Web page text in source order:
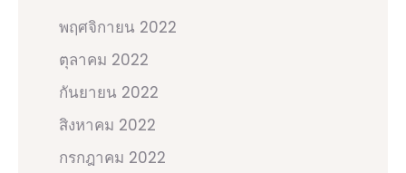
พฤศจิกายน 2022
ตุลาคม 2022
กันยายน 2022
สิงหาคม 2022
กรกฎาคม 2022